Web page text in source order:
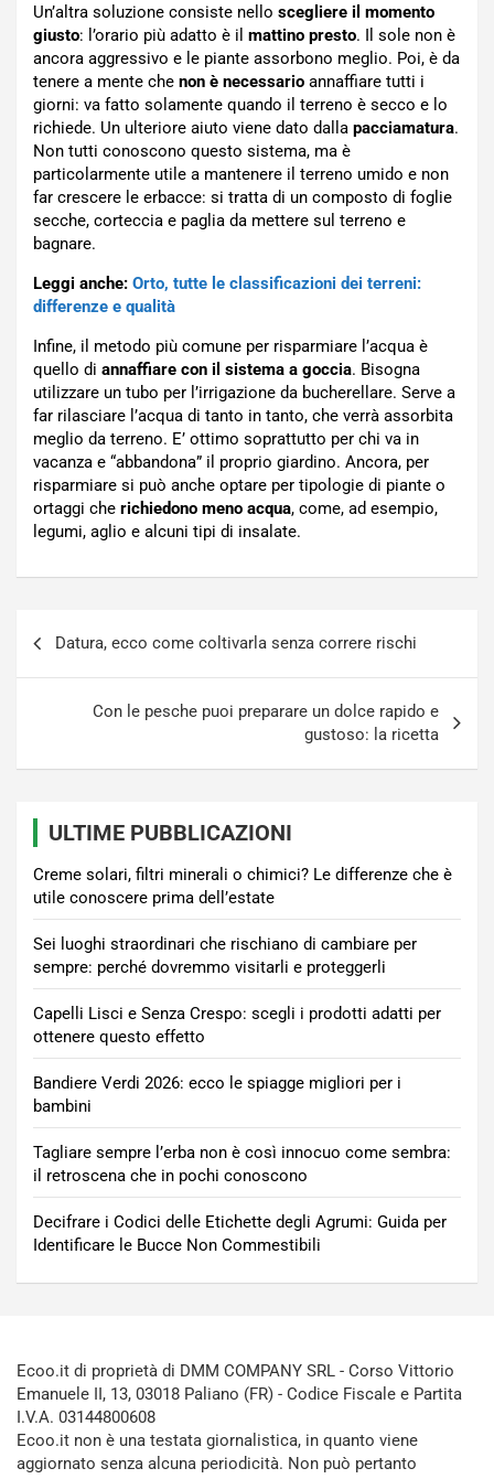
Un’altra soluzione consiste nello scegliere il momento
giusto: l’orario più adatto è il mattino presto. Il sole non è
ancora aggressivo e le piante assorbono meglio. Poi, è da
tenere a mente che non è necessario annaffiare tutti i
giorni: va fatto solamente quando il terreno è secco e lo
richiede. Un ulteriore aiuto viene dato dalla pacciamatura.
Non tutti conoscono questo sistema, ma è
particolarmente utile a mantenere il terreno umido e non
far crescere le erbacce: si tratta di un composto di foglie
secche, corteccia e paglia da mettere sul terreno e
bagnare.
Leggi anche: Orto, tutte le classificazioni dei terreni:
differenze e qualità
Infine, il metodo più comune per risparmiare l’acqua è
quello di annaffiare con il sistema a goccia. Bisogna
utilizzare un tubo per l’irrigazione da bucherellare. Serve a
far rilasciare l’acqua di tanto in tanto, che verrà assorbita
meglio da terreno. E’ ottimo soprattutto per chi va in
vacanza e “abbandona” il proprio giardino. Ancora, per
risparmiare si può anche optare per tipologie di piante o
ortaggi che richiedono meno acqua, come, ad esempio,
legumi, aglio e alcuni tipi di insalate.
Datura, ecco come coltivarla senza correre rischi
Con le pesche puoi preparare un dolce rapido e
gustoso: la ricetta
ULTIME PUBBLICAZIONI
Creme solari, filtri minerali o chimici? Le differenze che è
utile conoscere prima dell’estate
Sei luoghi straordinari che rischiano di cambiare per
sempre: perché dovremmo visitarli e proteggerli
Capelli Lisci e Senza Crespo: scegli i prodotti adatti per
ottenere questo effetto
Bandiere Verdi 2026: ecco le spiagge migliori per i
bambini
Tagliare sempre l’erba non è così innocuo come sembra:
il retroscena che in pochi conoscono
Decifrare i Codici delle Etichette degli Agrumi: Guida per
Identificare le Bucce Non Commestibili
Ecoo.it di proprietà di DMM COMPANY SRL - Corso Vittorio
Emanuele II, 13, 03018 Paliano (FR) - Codice Fiscale e Partita
I.V.A. 03144800608
Ecoo.it non è una testata giornalistica, in quanto viene
aggiornato senza alcuna periodicità. Non può pertanto